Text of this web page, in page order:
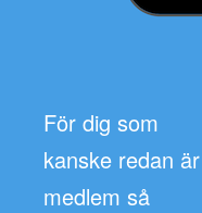
För dig som
kanske redan är
medlem så